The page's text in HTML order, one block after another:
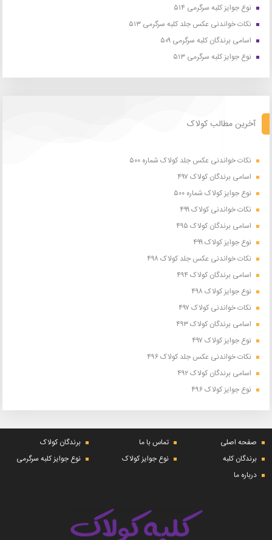
نوع جوایز کلبه سرگرمی ۵۱۴
نکات خواندنی عکس جلد کلبه سرگرمی ۵۱۳
اسامی برندگان کلبه سرگرمی ۵۰۹
نوع جوایز کلبه سرگرمی ۵۱۳
آخرین مطالب کولاک
نکات خواندنی عکس جلد کولاک شماره ۵۰۰
اسامی برندگان کولاک ۴۹۷
نوع جوایز کولاک شماره ۵۰۰
نکات خواندنی کولاک ۴۹۹
اسامی برندگان کولاک ۴۹۵
نوع جوایز کولاک ۴۹۹
نکات خواندنی عکس جلد کولاک ۴۹۸
اسامی برندگان کولاک ۴۹۴
نوع جوایز کولاک ۴۹۸
نکات خواندنی کولاک ۴۹۷
اسامی برندگان کولاک ۴۹۳
نوع جوایز کولاک ۴۹۷
نکات خواندنی عکس جلد کولاک ۴۹۶
اسامی برندگان کولاک ۴۹۲
نوع جوایز کولاک ۴۹۶
صفحه اصلی تماس با ما
برندگان کولاک
برندگان کلبه
نوع جوایز کولاک
نوع جوایز کلبه سرگرمی
درباره ما